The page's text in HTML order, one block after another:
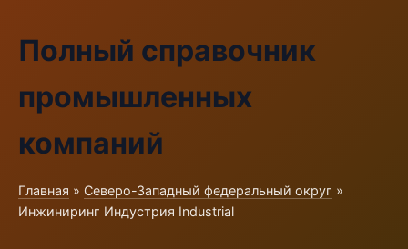
Полный справочник
промышленных
компаний
Главная » Северо-Западный федеральный округ »
Инжиниринг Индустрия Industrial